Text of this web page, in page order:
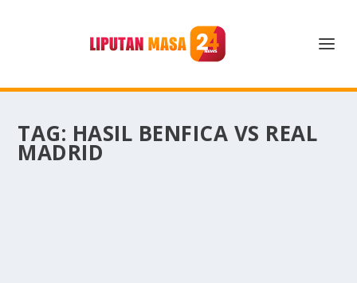
TAG: HASIL BENFICA VS REAL
MADRID